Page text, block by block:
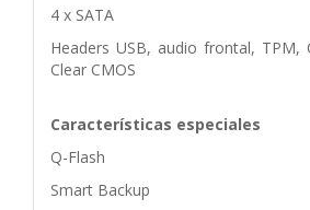
4 x SATA
Headers USB, audio frontal, TPM,
Clear CMOS
Características especiales
Q-Flash
Smart Backup